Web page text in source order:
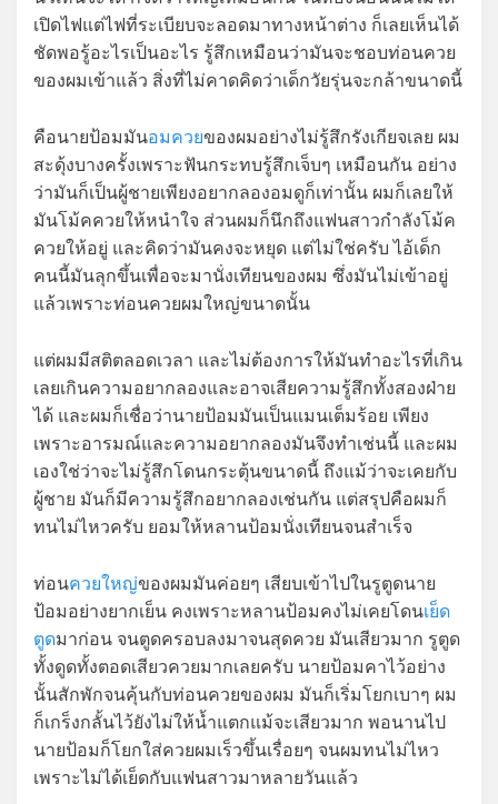
เปิดไฟแต่ไฟที่ระเบียบจะลอดมาทางหน้าต่าง ก็เลยเห็นได้
ชัดพอรู้อะไรเป็นอะไร รู้สึกเหมือนว่ามันจะชอบท่อนควย
ของผมเข้าแล้ว สิ่งที่ไม่คาดคิดว่าเด็กวัยรุ่นจะกล้าขนาดนี้
คือนายป้อมมันอมควยของผมอย่างไม่รู้สึกรังเกียจเลย ผม
สะดุ้งบางครั้งเพราะฟันกระทบรู้สึกเจ็บๆ เหมือนกัน อย่าง
ว่ามันก็เป็นผู้ชายเพียงอยากลองอมดูก็เท่านั้น ผมก็เลยให้
มันโม้คควยให้หนำใจ ส่วนผมก็นึกถึงแฟนสาวกำลังโม้ค
ควยให้อยู่ และคิดว่ามันคงจะหยุด แต่ไม่ใช่ครับ ไอ้เด็ก
คนนี้มันลุกขึ้นเพื่อจะมานั่งเทียนของผม ซึ่งมันไม่เข้าอยู่
แล้วเพราะท่อนควยผมใหญ่ขนาดนั้น
แต่ผมมีสติตลอดเวลา และไม่ต้องการให้มันทำอะไรที่เกิน
เลยเกินความอยากลองและอาจเสียความรู้สึกทั้งสองฝ่าย
ได้ และผมก็เชื่อว่านายป้อมมันเป็นแมนเต็มร้อย เพียง
เพราะอารมณ์และความอยากลองมันจึงทำเช่นนี้ และผม
เองใช่ว่าจะไม่รู้สึกโดนกระตุ้นขนาดนี้ ถึงแม้ว่าจะเคยกับ
ผู้ชาย มันก็มีความรู้สึกอยากลองเช่นกัน แต่สรุปคือผมก็
ทนไม่ไหวครับ ยอมให้หลานป้อมนั่งเทียนจนสำเร็จ
ท่อนควยใหญ่ของผมมันค่อยๆ เสียบเข้าไปในรูตูดนาย
ป้อมอย่างยากเย็น คงเพราะหลานป้อมคงไม่เคยโดนเย็ด
ตูดมาก่อน จนตูดครอบลงมาจนสุดควย มันเสียวมาก รูตูด
ทั้งดูดทั้งตอดเสียวควยมากเลยครับ นายป้อมคาไว้อย่าง
นั้นสักพักจนคุ้นกับท่อนควยของผม มันก็เริ่มโยกเบาๆ ผม
ก็เกร็งกลั้นไว้ยังไม่ให้น้ำแตกแม้จะเสียวมาก พอนานไป
นายป้อมก็โยกใส่ควยผมเร็วขึ้นเรื่อยๆ จนผมทนไม่ไหว
เพราะไม่ได้เย็ดกับแฟนสาวมาหลายวันแล้ว